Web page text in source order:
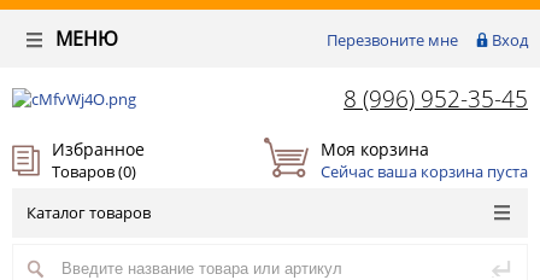
Перезвоните мне Вход
МЕНЮ
8 (996) 952-35-45
Избранное
Товаров (0)
Моя корзина
Сейчас ваша корзина пуста
Каталог товаров